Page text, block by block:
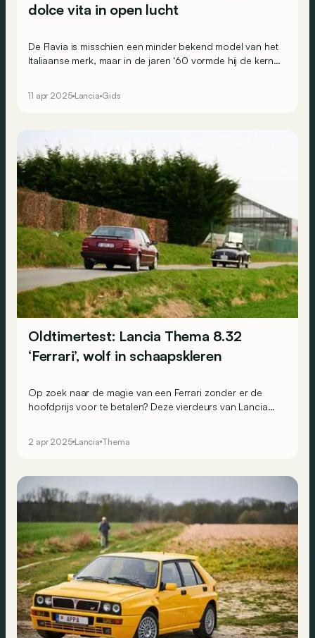
dolce vita in open lucht
De Flavia is misschien een minder bekend model van het
Italiaanse merk, maar in de jaren ‘60 vormde hij de kern
11 apr 2025 Lancia Gids
Oldtimertest: Lancia Thema 8.32
‘Ferrari’, wolf in schaapskleren
Op zoek naar de magie van een Ferrari zonder er de
hoofdprijs voor te betalen? Deze vierdeurs van Lancia
2 apr 2025 Lancia Thema